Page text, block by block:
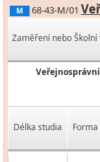
M 68-43-M/01
Zaměření nebo Školní
Délka studia